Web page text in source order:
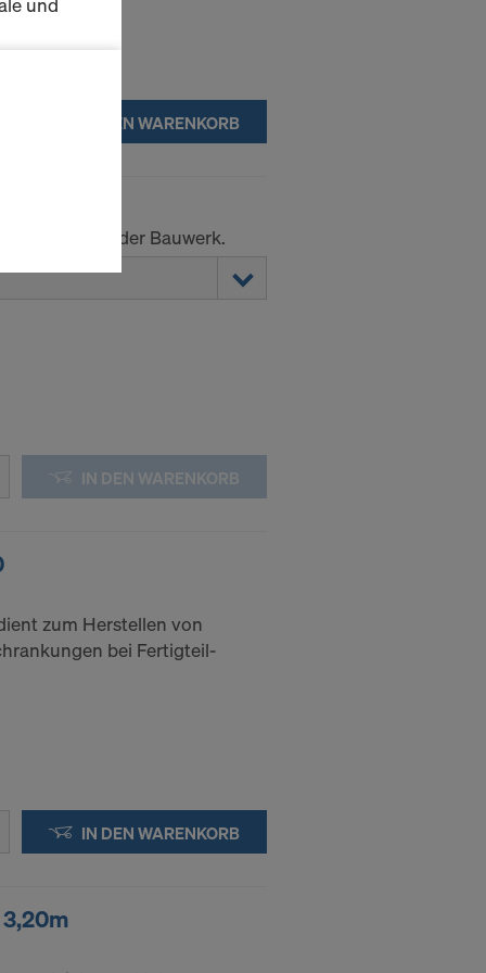
IN DEN WARENKORB
Schalung oder Bauwerk.
IN DEN WARENKORB
zum Herstellen von
bei Fertigteil-
IN DEN WARENKORB
Sie der
dem
indem
DIE